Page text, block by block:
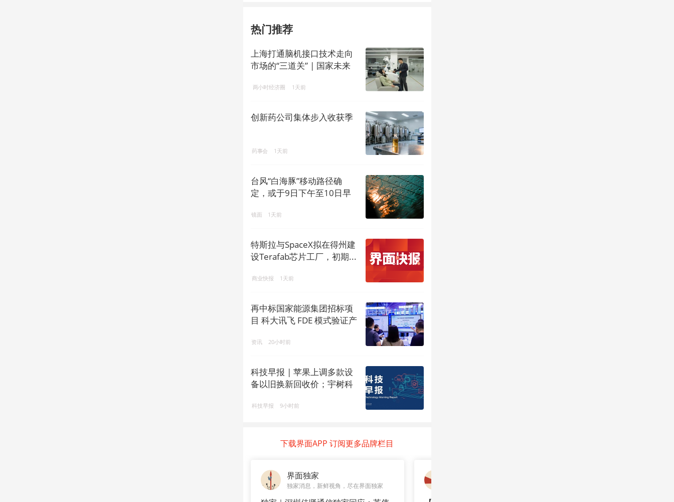
热门推荐
上海打通脑机接口技术走向
市场的“三道关” | 国家未来
两小时经济圈 1天前
创新药公司集体步入收获季
药事会 1天前
台风“白海豚”移动路径确
定，或于9日下午至10日早
镜面 1天前
特斯拉与SpaceX拟在得州建
设Terafab芯片工厂，初期...
商业快报 1天前
再中标国家能源集团招标项
目 科大讯飞 FDE 模式验证产
资讯 20小时前
科技早报 | 苹果上调多款设
备以旧换新回收价；宇树科
科技早报 9小时前
下载界面APP 订阅更多品牌栏目
界面独家
独家消息，新鲜视角，尽在界面独家